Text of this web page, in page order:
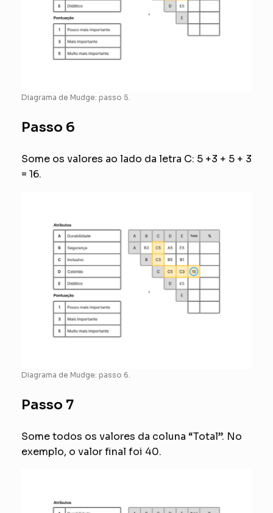
Diagrama de Mudge: passo 5.
Passo 6
Some os valores ao lado da letra C: 5 +3 + 5 + 3
= 16.
Diagrama de Mudge: passo 6.
Passo 7
Some todos os valores da coluna “Total”. No
exemplo, o valor final foi 40.